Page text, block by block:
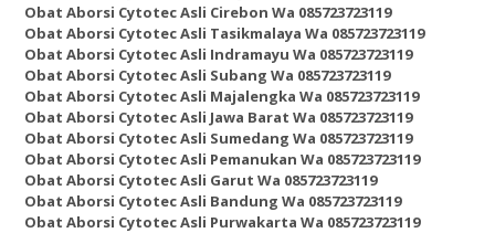
Obat Aborsi Cytotec Asli Cirebon Wa 085723723119
Obat Aborsi Cytotec Asli Tasikmalaya Wa 085723723119
Obat Aborsi Cytotec Asli Indramayu Wa 085723723119
Obat Aborsi Cytotec Asli Subang Wa 085723723119
Obat Aborsi Cytotec Asli Majalengka Wa 085723723119
Obat Aborsi Cytotec Asli Jawa Barat Wa 085723723119
Obat Aborsi Cytotec Asli Sumedang Wa 085723723119
Obat Aborsi Cytotec Asli Pemanukan Wa 085723723119
Obat Aborsi Cytotec Asli Garut Wa 085723723119
Obat Aborsi Cytotec Asli Bandung Wa 085723723119
Obat Aborsi Cytotec Asli Purwakarta Wa 085723723119